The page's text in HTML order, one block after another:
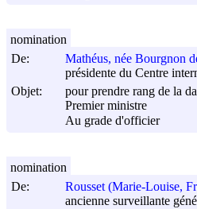
De:
Mathéus, née Bourgnon
présidente du Centre
Objet:
pour prendre rang de la
Premier ministre
Au grade d'officier
nomination
De:
Rousset (Marie-Louise,
ancienne surveillante
nomination